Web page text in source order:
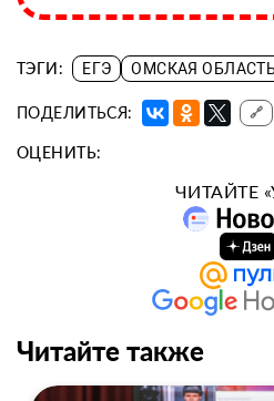
ТЭГИ: ЕГЭ ОМСКАЯ
ПОДЕЛИТЬСЯ: 🔗
ОЦЕНИТЬ:
ЧИТАЙТЕ
Читайте также